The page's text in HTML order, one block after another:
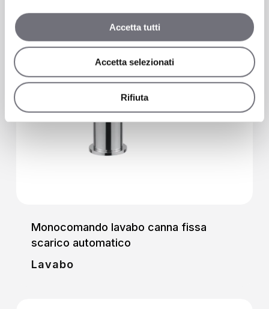
Accetta tutti
Accetta selezionati
Rifiuta
Monocomando lavabo canna fissa
scarico automatico
Lavabo